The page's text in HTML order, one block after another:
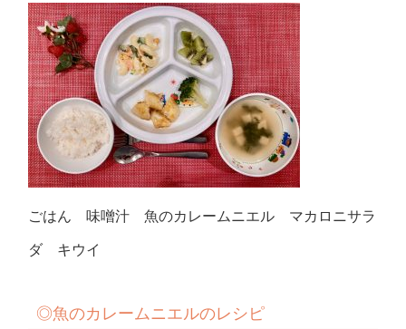
ごはん 味噌汁 魚のカレームニエル マカロニサラ
ダ キウイ
◎魚のカレームニエルのレシピ